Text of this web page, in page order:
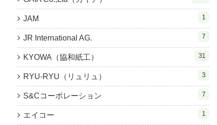
JAM 1
JR International AG. 7
KYOWA（協和紙工） 31
RYU-RYU（リュリュ） 3
S&Cコーポレーション 7
エイコー 1